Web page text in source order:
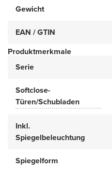
Gewicht
EAN / GTIN
Produktmerkmale
Serie
Softclose-
Türen/Schubladen
Inkl.
Spiegelbeleuchtung
Spiegelform